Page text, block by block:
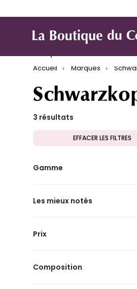
Marques Produit
Accueil
Marques
3 résultats
EFFACER LES FILTRES
Gamme
Les mieux notés
Prix
Composition